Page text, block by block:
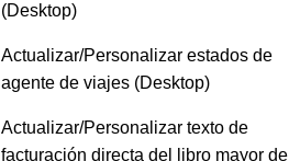
(Desktop)
Actualizar/Personalizar estados de
agente de viajes (Desktop)
Actualizar/Personalizar texto de
facturación directa del libro mayor de